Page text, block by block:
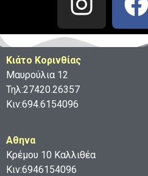
Κιάτο Κορινθίας
Μαυρούλια 12
Τηλ:27420.26357
Κιν:694.6154096
Aθηνα
Κρέμου 10 Καλλιθέα
Κιν:6946154096